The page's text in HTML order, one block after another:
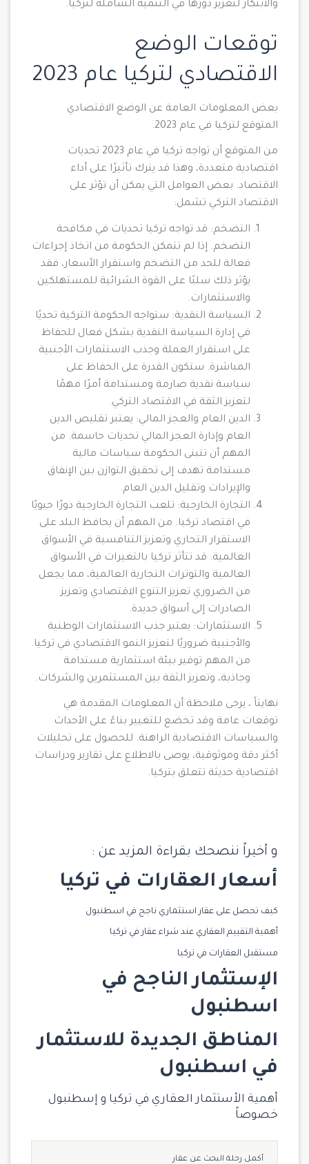
والابتكار لتعزيز دورها في التنمية الشاملة لتركيا.
توقعات الوضع
الاقتصادي لتركيا عام 2023
بعض المعلومات العامة عن الوضع الاقتصادي
المتوقع لتركيا في عام 2023.
من المتوقع أن تواجه تركيا في عام 2023 تحديات
اقتصادية متعددة، وهذا قد يترك تأثيرًا على أداء
الاقتصاد. بعض العوامل التي يمكن أن تؤثر على
الاقتصاد التركي تشمل:
التضخم: قد تواجه تركيا تحديات في مكافحة
التضخم. إذا لم تتمكن الحكومة من اتخاذ إجراءات
فعالة للحد من التضخم واستقرار الأسعار، فقد
يؤثر ذلك سلبًا على القوة الشرائية للمستهلكين
والاستثمارات.
السياسة النقدية: ستواجه الحكومة التركية تحديًا
في إدارة السياسة النقدية بشكل فعال للحفاظ
على استقرار العملة وجذب الاستثمارات الأجنبية
المباشرة. ستكون القدرة على الحفاظ على
سياسة نقدية صارمة ومستدامة أمرًا مهمًا
لتعزيز الثقة في الاقتصاد التركي.
الدين العام والعجز المالي: يعتبر تقليص الدين
العام وإدارة العجز المالي تحديات حاسمة. من
المهم أن تتبنى الحكومة سياسات مالية
مستدامة تهدف إلى تحقيق التوازن بين الإنفاق
والإيرادات وتقليل الدين العام.
التجارة الخارجية: تلعب التجارة الخارجية دورًا حيويًا
في اقتصاد تركيا. من المهم أن يحافظ البلد على
الاستقرار التجاري وتعزيز التنافسية في الأسواق
العالمية. قد تتأثر تركيا بالتغيرات في الأسواق
العالمية والتوترات التجارية العالمية، مما يجعل
من الضروري تعزيز التنوع الاقتصادي وتعزيز
الصادرات إلى أسواق جديدة.
الاستثمارات: يعتبر جذب الاستثمارات الوطنية
والأجنبية ضروريًا لتعزيز النمو الاقتصادي في تركيا.
من المهم توفير بيئة استثمارية مستدامة
وجاذبة، وتعزيز الثقة بين المستثمرين والشركات.
نهايتاً ، يرجى ملاحظة أن المعلومات المقدمة هي
توقعات عامة وقد تخضع للتغيير بناءً على الأحداث
والسياسات الاقتصادية الراهنة. للحصول على تحليلات
أكثر دقة وموثوقية، يوصى بالاطلاع على تقارير ودراسات
اقتصادية حديثة تتعلق بتركيا.
و أخيراً ننصحك بقراءة المزيد عن :
أسعار العقارات في تركيا
كيف تحصل على عقار استثماري ناجح في اسطنبول
أهمية التقييم العقاري عند شراء عقار في تركيا
مستقبل العقارات في تركيا
الإستثمار الناجح في
اسطنبول
المناطق الجديدة للاستثمار
في اسطنبول
أهمية الأستثمار العقاري في تركيا و إسطنبول
خصوصاً
أكمل رحلة البحث عن عقار